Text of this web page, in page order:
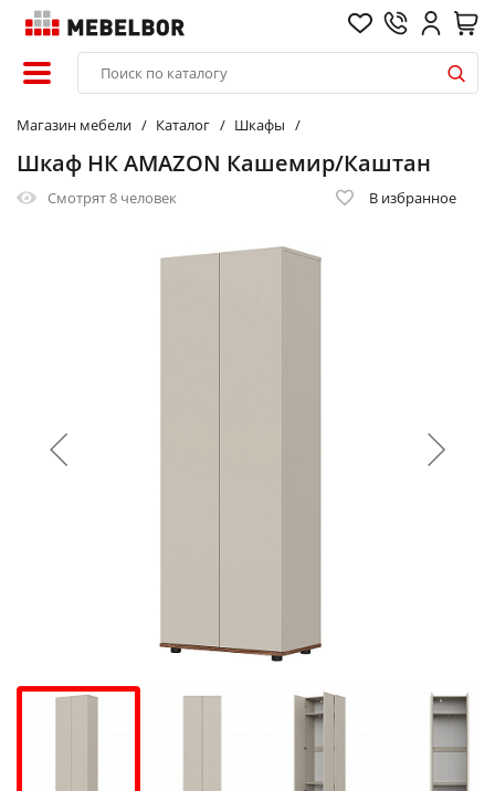
Магазин мебели Каталог Шкафы
Шкаф НК AMAZON Кашемир/Каштан
Смотрят8 человек В избранное